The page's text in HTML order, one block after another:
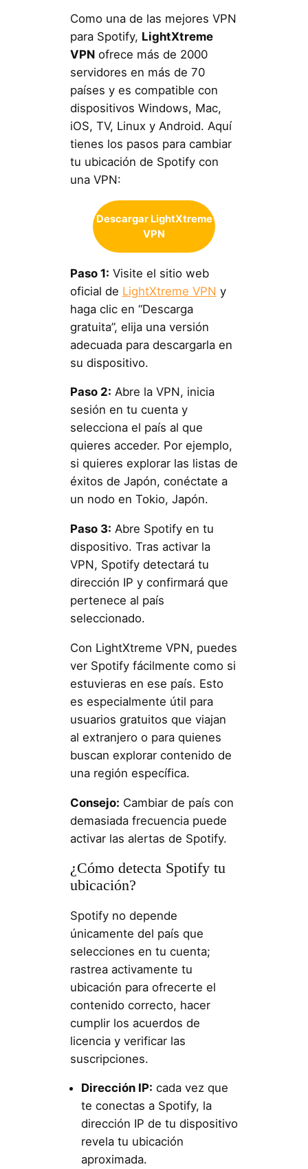
Como una de las mejores VPN
para Spotify, LightXtreme
VPNofrece más de 2000
servidores en más de 70
países y es compatible con
dispositivos Windows, Mac,
iOS, TV, Linux y Android. Aquí
tienes los pasos para cambiar
tu ubicación de Spotify con
una VPN:
Descargar LightXtreme
VPN
Paso 1: Visite el sitio web
oficial de LightXtreme VPN y
haga clic en “Descarga
gratuita”, elija una versión
adecuada para descargarla en
su dispositivo.
Paso 2: Abre la VPN, inicia
sesión en tu cuenta y
selecciona el país al que
quieres acceder. Por ejemplo,
si quieres explorar las listas de
éxitos de Japón, conéctate a
un nodo en Tokio, Japón.
Paso 3: Abre Spotify en tu
dispositivo. Tras activar la
VPN, Spotify detectará tu
dirección IP y confirmará que
pertenece al país
seleccionado.
Con LightXtreme VPN, puedes
ver Spotify fácilmente como si
estuvieras en ese país. Esto
es especialmente útil para
usuarios gratuitos que viajan
al extranjero o para quienes
buscan explorar contenido de
una región específica.
Consejo: Cambiar de país con
demasiada frecuencia puede
activar las alertas de Spotify.
¿Cómo detecta Spotify tu
ubicación?
Spotify no depende
únicamente del país que
selecciones en tu cuenta;
rastrea activamente tu
ubicación para ofrecerte el
contenido correcto, hacer
cumplir los acuerdos de
licencia y verificar las
suscripciones.
Dirección IP: cada vez que
te conectas a Spotify, la
dirección IP de tu dispositivo
revela tu ubicación
aproximada.